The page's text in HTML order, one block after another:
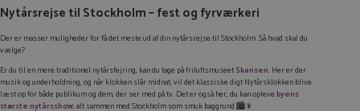
Nytårsrejse til Stockholm – fest og fyrværkeri
Der er masser muligheder for få det meste ud af din nytårsrejse til Stockholm. Så hvad skal du
vælge?
Er du til en mere traditionel nytårsfejring, kan du tage på friluftsmuseetSkansen. Her er der
musik og underholdning, og når klokken slår midnat, vil det klassiske digtNytårsklokkenblive
læst op for både publikum og dem, der ser med på tv. Det er også her, du kan oplevebyens
største nytårsshow, alt sammen med Stockholm som smuk baggrund 🏙️🎇